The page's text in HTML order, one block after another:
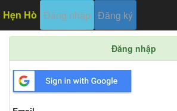
Hẹn Hò Đăng nhập Đăng ký
Đăng nhập